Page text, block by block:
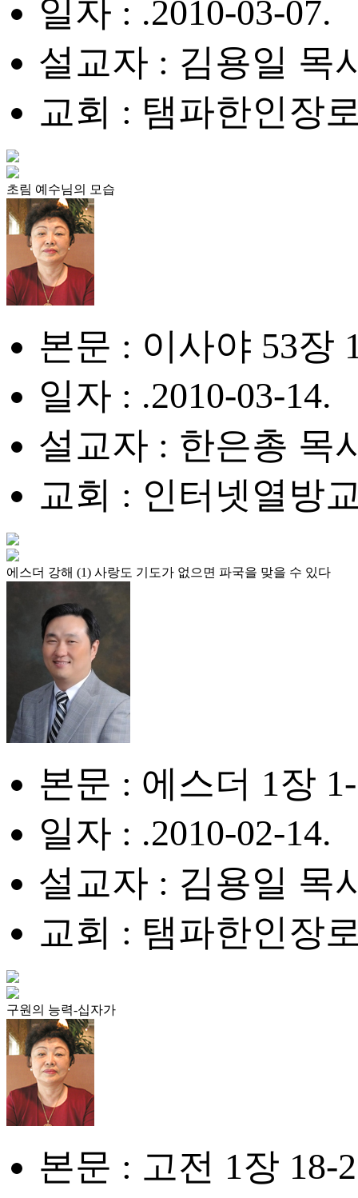
일자 : .2010-03-07.
설교자 : 김용일 목
교회 : 탬파한인장
초림 예수님의 모습
본문 : 이사야 53장
일자 : .2010-03-14.
설교자 : 한은총 목
교회 : 인터넷열방
에스더 강해 (1) 사랑도 기도가 없으면 파국을 맞을 수 있다
본문 : 에스더 1장
일자 : .2010-02-14.
설교자 : 김용일 목
교회 : 탬파한인장
구원의 능력-십자가
본문 : 고전 1장 18-